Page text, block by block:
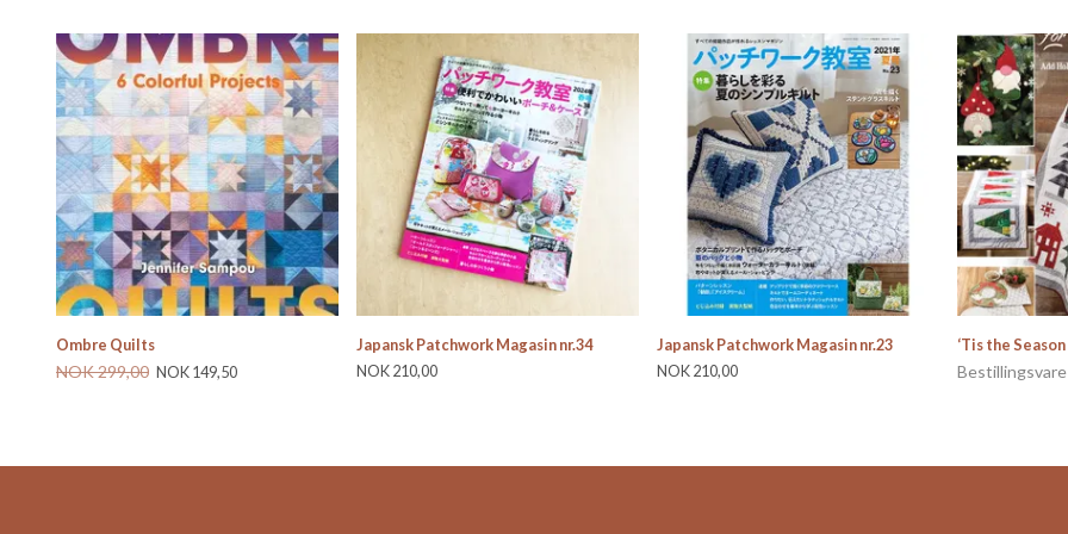
Ombre Quilts
NOK 299,00 NOK 149,50
Japansk Patchwork Magasin nr.34
NOK 210,00
Japansk Patchwork Magasin nr.23
NOK 210,00
‘Tis the
Bestillingsvare